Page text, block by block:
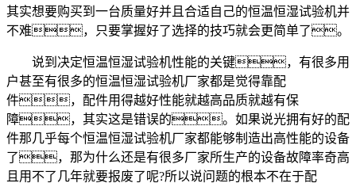
其实想要购买到一台质量好并且合适自己的恒温恒湿试验机并
不难，只要掌握好了选择的技巧就会更简单了。
说到决定恒温恒湿试验机性能的关键，有很多用
户甚至有很多的恒温恒湿试验机厂家都是觉得靠配
件，配件用得越好性能就越高品质就越有保
障，其实这是错误的。如果说光拥有好的配
件那几乎每个恒温恒湿试验机厂家都能够制造出高性能的设备
了，那为什么还是有很多厂家所生产的设备故障率奇高
且用不了几年就要报废了呢?所以说问题的根本不在于配